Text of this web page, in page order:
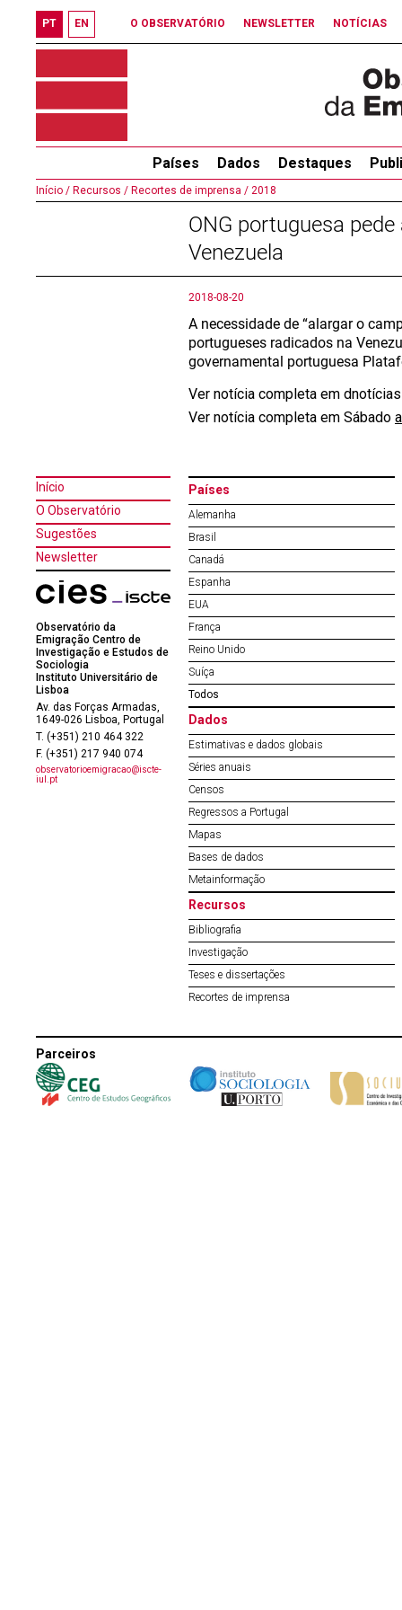
PT EN O OBSERVATÓRIO NEWSLETTER NOTÍCIAS
Países Dados Destaques
Início / Recursos / Recortes de imprensa / 2018
ONG portuguesa
Venezuela
2018-08-20
A necessidade de “alargar o
portugueses radicados na
governamental portuguesa
Ver notícia completa em
Ver notícia completa em Sábado
Início
O Observatório
Sugestões
Newsletter
Observatório da
Emigração Centro de
Investigação e Estudos de
Sociologia
Instituto Universitário de
Lisboa
Av. das Forças Armadas,
1649-026 Lisboa, Portugal
T. (+351) 210 464 322
F. (+351) 217 940 074
observatorioemigracao@iscte-
iul.pt
Países
Alemanha
Brasil
Canadá
Espanha
EUA
França
Reino Unido
Suíça
Todos
Dados
Estimativas e dados globais
Séries anuais
Censos
Regressos a Portugal
Mapas
Bases de dados
Metainformação
Recursos
Bibliografia
Investigação
Teses e dissertações
Recortes de imprensa
Parceiros